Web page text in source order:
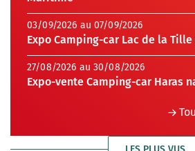
03/09/2026 au 07/09/2026
Expo Camping-car Lac de la Tille
27/08/2026 au 30/08/2026
Expo-vente Camping-car Haras